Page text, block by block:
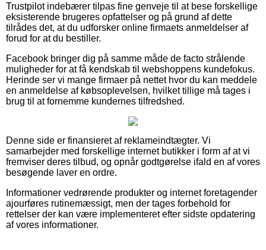
Trustpilot indebærer tilpas fine genveje til at bese forskellige
eksisterende brugeres opfattelser og på grund af dette
tilrådes det, at du udforsker online firmaets anmeldelser af
forud for at du bestiller.
Facebook bringer dig på samme måde de facto strålende
muligheder for at få kendskab til webshoppens kundefokus.
Herinde ser vi mange firmaer på nettet hvor du kan meddele
en anmeldelse af købsoplevelsen, hvilket tillige må tages i
brug til at fornemme kundernes tilfredshed.
Denne side er finansieret af reklameindtægter. Vi
samarbejder med forskellige internet butikker i form af at vi
fremviser deres tilbud, og opnår godtgørelse ifald en af vores
besøgende laver en ordre.
Informationer vedrørende produkter og internet foretagender
ajourføres rutinemæssigt, men der tages forbehold for
rettelser der kan være implementeret efter sidste opdatering
af vores informationer.